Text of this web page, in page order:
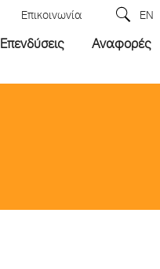
Επικοινωνία EN
Επενδύσεις Αναφορές